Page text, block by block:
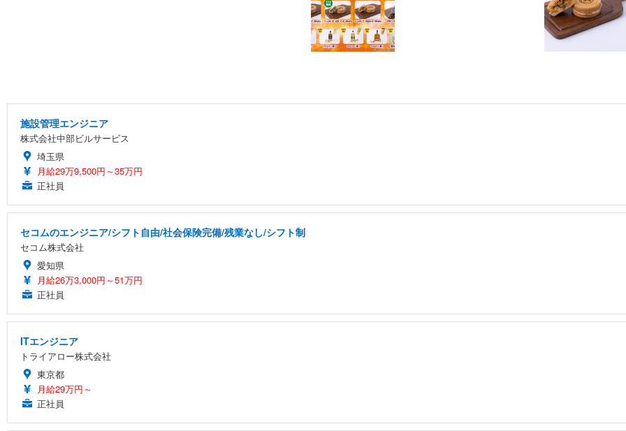
施設管理エンジニア
株式会社中部ビルサービス
埼玉県
月給29万9,500円～35万円
正社員
セコムのエンジニア/シフト自由/社会保険完備/残業なし/シフト制
セコム株式会社
愛知県
月給26万3,000円～51万円
正社員
ITエンジニア
トライアロー株式会社
東京都
月給29万円～
正社員